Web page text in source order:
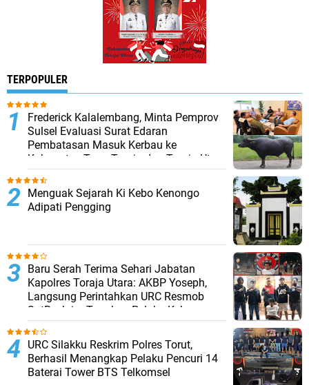
TERPOPULER
Frederick Kalalembang, Minta Pemprov
Sulsel Evaluasi Surat Edaran
Pembatasan Masuk Kerbau ke
Kabupaten Tana Toraja dan Toraja Utara
Menguak Sejarah Ki Kebo Kenongo
Adipati Pengging
Baru Serah Terima Sehari Jabatan
Kapolres Toraja Utara: AKBP Yoseph,
Langsung Perintahkan URC Resmob
SatReskrim Tangkap Pelaku Kekerasan
Seksual Anak Di Bawah Umur
URC Silakku Reskrim Polres Torut,
Berhasil Menangkap Pelaku Pencuri 14
Baterai Tower BTS Telkomsel